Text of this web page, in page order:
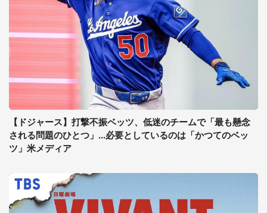
【ドジャース】打撃不振ベッツ、低迷のチームで「最も懸念
される問題のひとつ」...必要としているのは「かつてのベッ
ツ」米メディア